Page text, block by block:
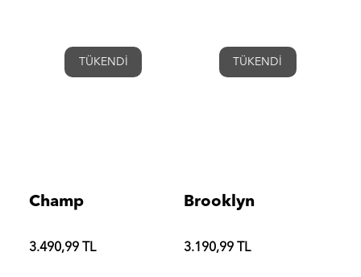
Champ
3.490,99 TL
TÜKENDİ
Brooklyn
3.190,99 TL
TÜKENDİ